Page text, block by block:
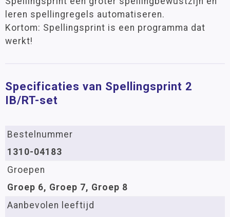
leren spellingregels automatiseren.
Kortom: Spellingsprint is een programma dat
werkt!
Specificaties van Spellingsprint 2
IB/RT-set
Bestelnummer
1310-04183
Groepen
Groep 6, Groep 7, Groep 8
Aanbevolen leeftijd